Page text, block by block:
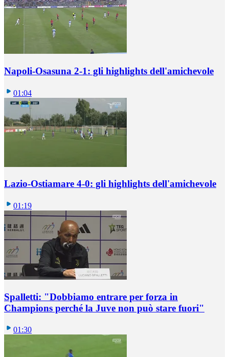
Napoli-Osasuna 2-1: gli highlights dell'amichevole
01:04
Lazio-Ostiamare 4-0: gli highlights dell'amichevole
01:19
Spalletti: "Dobbiamo entrare per forza in
Champions perché la Juve non può stare fuori"
01:30